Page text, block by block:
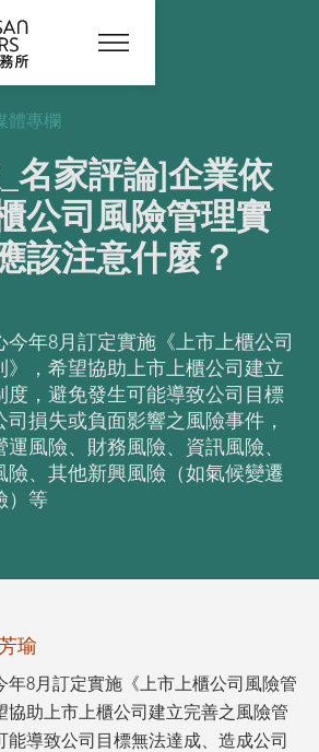
體專欄
名家評論]企業依
公司風險管理實
該注意什麼？
年8月訂定實施《上市上櫃公司
》，希望協助上市上櫃公司建立
度，避免發生可能導致公司目標
損失或負面影響之風險事件，
風險、財務風險、資訊風險、
險、其他新興風險（如氣候變遷
）等
瑜
年8月訂定實施《上市上櫃公司風險管
協助上市上櫃公司建立完善之風險管
能導致公司目標無法達成、造成公司